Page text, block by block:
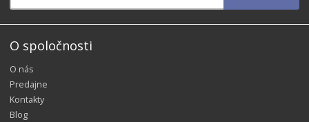
O spoločnosti
O nás
Predajne
Kontakty
Blog